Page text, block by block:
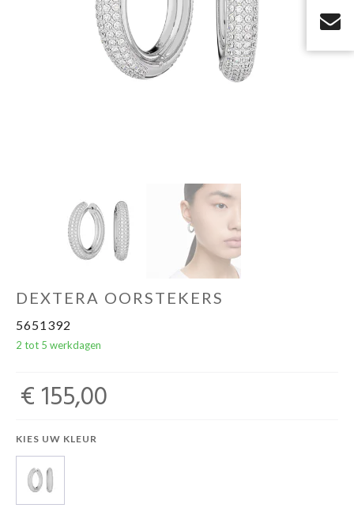
Next
DEXTERA OORSTEKERS
5651392
2 tot 5 werkdagen
€ 155,00
KIES UW KLEUR